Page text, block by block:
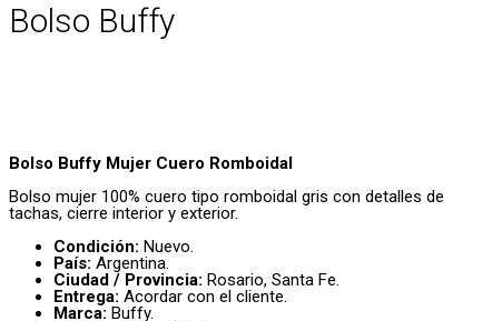
Bolso Buffy
Bolso Buffy Mujer Cuero Romboidal
Bolso mujer 100% cuero tipo romboidal gris con detalles de
tachas, cierre interior y exterior.
Condición: Nuevo.
País: Argentina.
Ciudad / Provincia: Rosario, Santa Fe.
Entrega: Acordar con el cliente.
Marca: Buffy.